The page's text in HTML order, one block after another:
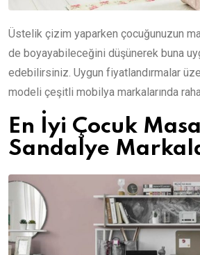
Üstelik çizim yaparken çocuğunuzun
de boyayabileceğini düşünerek buna
edebilirsiniz. Uygun fiyatlandırmalar
modeli çeşitli mobilya markalarında
En İyi Çocuk Masa
Sandalye